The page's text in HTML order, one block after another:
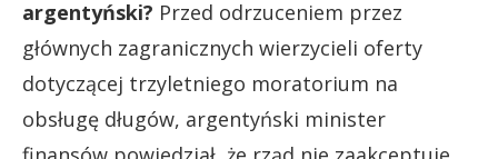
argentyński? Przed odrzuceniem przez
głównych zagranicznych wierzycieli oferty
dotyczącej trzyletniego moratorium na
obsługę długów, argentyński minister